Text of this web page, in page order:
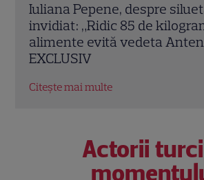
Vedetele de la Hollywood
căsătorit niciodată. De ce
DiCaprio și Charlize Theron
altarul
Citește mai multe
Actorii